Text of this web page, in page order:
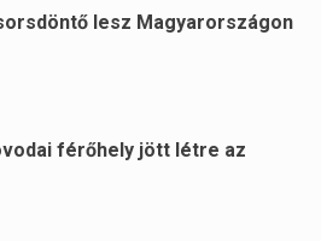
lesz Magyarországon
férőhely jött létre az